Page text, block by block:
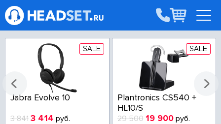
SALE
Jabra Evolve 10
3 841 3 414 руб.
SALE
Plantronics CS540 +
HL10/S
29 500 19 900руб.